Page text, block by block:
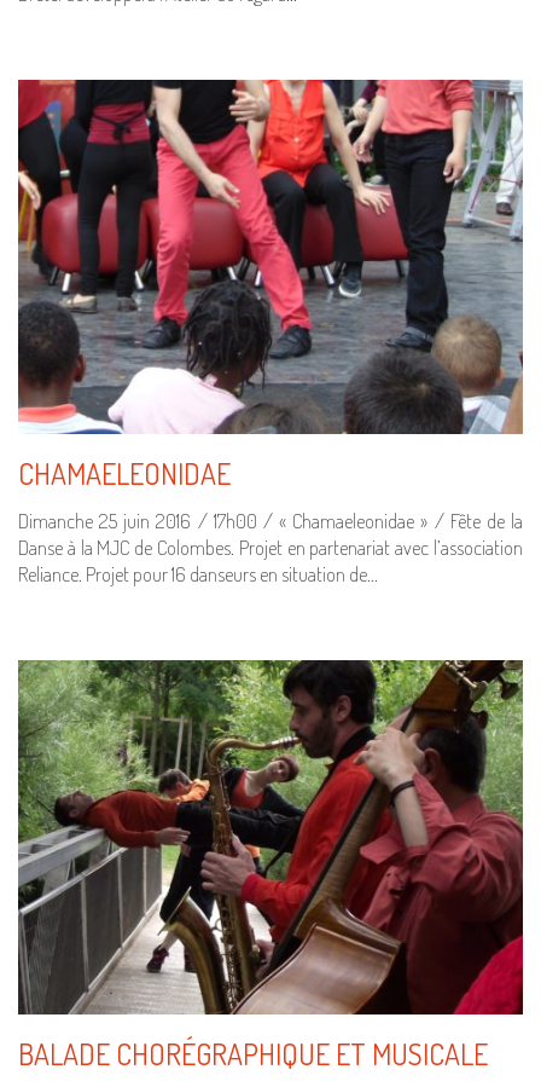
CHAMAELEONIDAE
Dimanche 25 juin 2016 / 17h00 / « Chamaeleonidae » / Fête de la
Danse à la MJC de Colombes. Projet en partenariat avec l’association
Reliance. Projet pour 16 danseurs en situation de…
BALADE CHORÉGRAPHIQUE ET MUSICALE